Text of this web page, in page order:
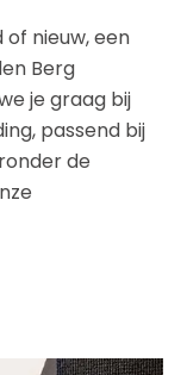
nieuw, een
Berg
je graag bij
passend bij
de